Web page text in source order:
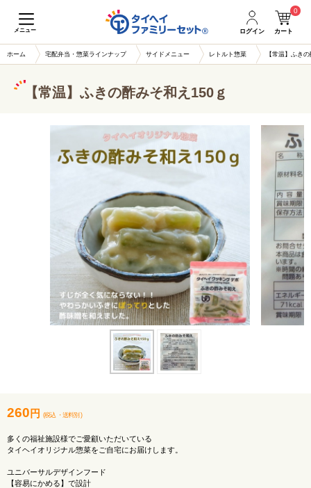
メニュー ログイン カート
0
ホーム 宅配弁当・惣菜ラインナップ サイドメニュー レトルト惣菜 【常温】ふき
【常温】ふきの酢みそ和え150ｇ
260 円 (税込 ・ 送料別 )
多くの福祉施設様でご愛顧いただいている
タイヘイオリジナル惣菜をご自宅にお届けします。
ユニバーサルデザインフード
【容易にかめる】で設計